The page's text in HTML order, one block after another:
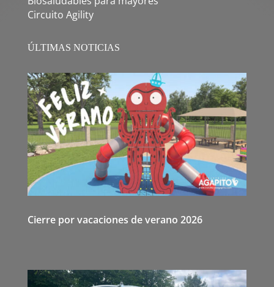
Circuito Agility
ÚLTIMAS NOTICIAS
Cierre por vacaciones de verano 2026